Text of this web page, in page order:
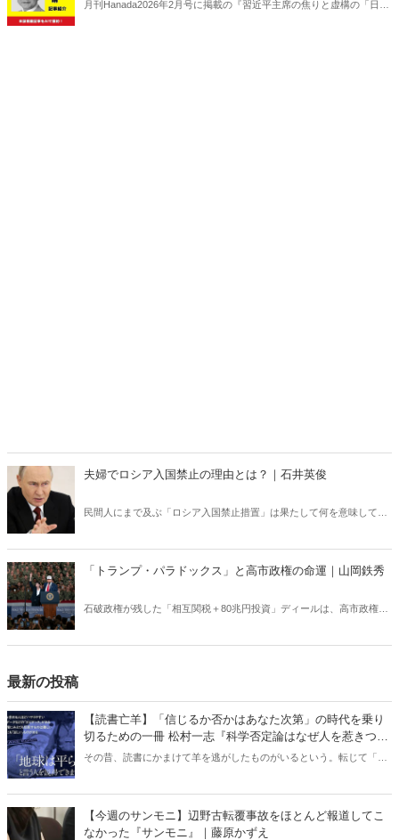
月刊Hanada2026年2月号に掲載の『習近平主席の焦りと虚構の「日中
夫婦でロシア入国禁止の理由とは？｜石井英俊
民間人にまで及ぶ「ロシア入国禁止措置」は果たして何を意味してい
「トランプ・パラドックス」と高市政権の命運｜山岡鉄秀
石破政権が残した「相互関税＋80兆円投資」ディールは、高市政権に
最新の投稿
【読書亡羊】「信じるか否かはあなた次第」の時代を乗り
切るための一冊 松村一志『科学否定論はなぜ人を惹きつけ
るのか』（ちくま新書）｜梶原麻衣子
その昔、読書にかまけて羊を逃がしたものがいるという。転じて「読
ある。元月刊『Hanada』編集部員のライター・梶原がお送りする時事
書評！
【今週のサンモニ】辺野古転覆事故をほとんど報道してこ
なかった『サンモニ』｜藤原かずえ